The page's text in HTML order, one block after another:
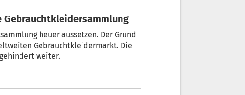
Gebrauchtkleidersammlung
heuer aussetzen. Der Grund
Gebrauchtkleidermarkt. Die
weiter.